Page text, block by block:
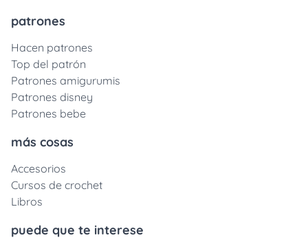
patrones
Hacen patrones
Top del patrón
Patrones amigurumis
Patrones disney
Patrones bebe
más cosas
Accesorios
Cursos de crochet
Libros
puede que te interese